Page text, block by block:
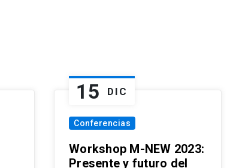
15 DIC
Conferencias
Workshop M-NEW 2023:
Presente y futuro del